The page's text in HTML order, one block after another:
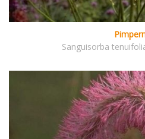
Sanguisorba